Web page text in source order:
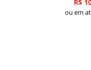
R$
ou em